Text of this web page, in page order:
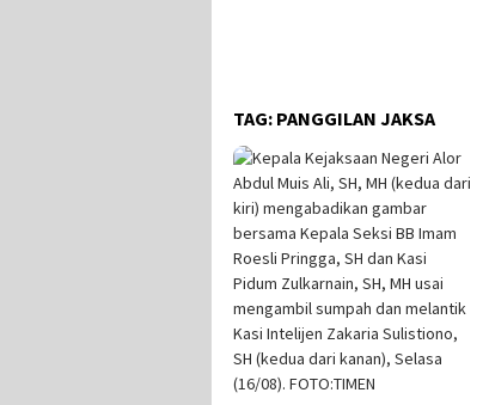
TAG: PANGGILAN JAKSA